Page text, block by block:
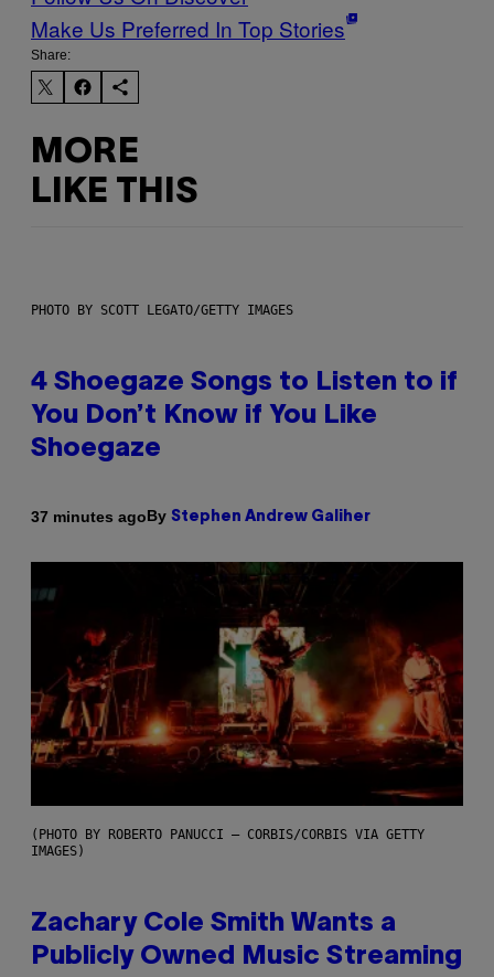
Make Us Preferred In Top Stories
Share:
MORE
LIKE THIS
PHOTO BY SCOTT LEGATO/GETTY IMAGES
4 Shoegaze Songs to Listen to if
You Don’t Know if You Like
Shoegaze
37 minutes agoBy Stephen Andrew Galiher
(PHOTO BY ROBERTO PANUCCI – CORBIS/CORBIS VIA GETTY
IMAGES)
Zachary Cole Smith Wants a
Publicly Owned Music Streaming